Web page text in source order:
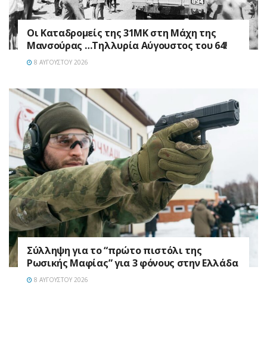
Οι Καταδρομείς της 31ΜΚ στη Mάχη της
Μανσούρας …Τηλλυρία Αύγουστος του 64!
8 ΑΥΓΟΎΣΤΟΥ 2026
Σύλληψη για το “πρώτο πιστόλι της
Ρωσικής Μαφίας” για 3 φόνους στην Ελλάδα
8 ΑΥΓΟΎΣΤΟΥ 2026